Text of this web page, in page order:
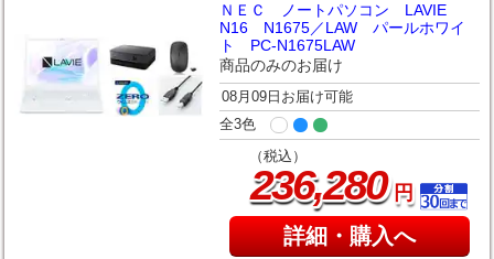
ＮＥＣ ノートパソコン LAVIE
N16 N1675／LAW パールホワイ
ト PC-N1675LAW
商品のみのお届け
08月09日お届け可能
全3色
（税込）
236,280円
詳細・購入へ